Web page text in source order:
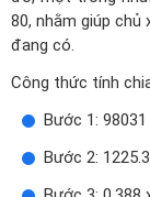
80, nhằm giúp chủ
đang có.
Công thức tính
Bước 1:
Bước 2: